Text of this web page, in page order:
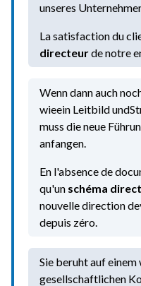
unseres
La satisfaction du
directeurde notre
Wenn dann auch
wieein Leitbild
muss die neue
anfangen.
En l'absence de
qu'un schéma d
nouvelle direction
depuis zéro.
Sie beruht auf
gesellschaftlichen